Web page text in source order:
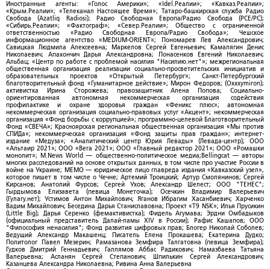
Иностранные агенты: «Голос Америки»; «Idel.Реалии»; «Кавказ.Реалии»;
«Крым.Реалии»; «Телеканал Настоящее Время»; Татаро-башкирская служба Радио
Свобода (Azatliq Radiosi); Радио Свободная Европа/Радио Свобода (PCE/PC);
«Сибирь.Реалии»; «Фактограф»; «Север.Реалии»; Общество с ограниченной
ответственностью «Радио Свободная Европа/Радио Свобода»; Чешское
информационное агентство «MEDIUM-ORIENT»; Пономарев Лев Александрович;
Савицкая Людмила Алексеевна; Маркелов Сергей Евгеньевич; Камалягин Денис
Николаевич; Апахончич Дарья Александровна; Понасенков Евгений Николаевич;
Альбац; «Центр по работе с проблемой насилия "Насилию.нет"»; межрегиональная
общественная организация реализации социально-просветительских инициатив и
образовательных проектов «Открытый Петербург»; Санкт-Петербургский
благотворительный фонд «Гуманитарное действие»; Мирон Федоров; (Oxxxymiron);
активистка Ирина Сторожева; правозащитник Алена Попова; Социально-
ориентированная автономная некоммерческая организация содействия
профилактике и охране здоровья граждан «Феникс плюс»; автономная
некоммерческая организация социально-правовых услуг «Акцент»; некоммерческая
организация «Фонд борьбы с коррупцией»; программно-целевой Благотворительный
Фонд «СВЕЧА»; Красноярская региональная общественная организация «Мы против
СПИДа»; некоммерческая организация «Фонд защиты прав граждан»; интернет-
издание «Медуза»; «Аналитический центр Юрия Левады» (Левада-центр); ООО
«Альтаир 2021»; ООО «Вега 2021»; ООО «Главный редактор 2021»; ООО «Ромашки
монолит»; M.News World — общественно-политическое медиа;Bellingcat — авторы
многих расследований на основе открытых данных, в том числе про участие России в
войне на Украине; МЕМО — юридическое лицо главреда издания «Кавказский узел»,
которое пишет в том числе о Чечне; Артемий Троицкий; Артур Смолянинов; Сергей
Кирсанов; Анатолий Фурсов; Сергей Ухов; Александр Шелест; ООО "ТЕНЕС";
Гырдымова Елизавета (певица Монеточка); Осечкин Владимир Валерьевич
(Гулагу.нет); Устимов Антон Михайлович; Яганов Ибрагим Хасанбиевич; Харченко
Вадим Михайлович; Беседина Дарья Станиславовна; Проект «T9 NSK»; Илья Прусикин
(Little Big); Дарья Серенко (фемактивистка); Фидель Агумава; Эрдни Омбадыков
(официальный представитель Далай-ламы XIV в России); Рафис Кашапов; ООО
"Философия ненасилия"; Фонд развития цифровых прав; Блогер Николай Соболев;
Ведущий Александр Макашенц; Писатель Елена Прокашева; Екатерина Дудко;
Политолог Павел Мезерин; Рамазанова Земфира Талгатовна (певица Земфира);
Гудков Дмитрий Геннадьевич; Галлямов Аббас Радикович; Намазбаева Татьяна
Валерьевна; Асланян Сергей Степанович; Шпилькин Сергей Александрович;
Казанцева Александра Николаевна; Ривина Анна Валерьевна